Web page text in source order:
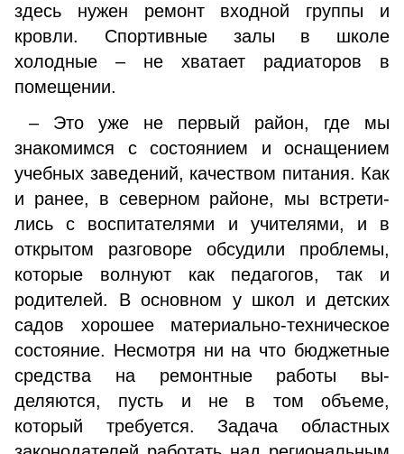
здесь нужен ремонт входной группы и
кровли. Спортивные залы в школе
холодные – не хватает радиа­торов в
помещении.
– Это уже не первый район, где мы
знакомимся с со­стоянием и оснащением
учебных заведений, качеством питания. Как
и ранее, в северном районе, мы встрети­
лись с воспитателями и учителями, и в
открытом разго­воре обсудили проблемы,
которые волнуют как педаго­гов, так и
родителей. В основном у школ и детских
садов хорошее материально-техническое
состояние. Несмотря ни на что бюджетные
средства на ремонтные работы вы­
деляются, пусть и не в том объеме,
который требуется. Задача областных